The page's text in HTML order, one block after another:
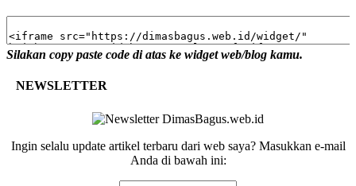
Silakan copy paste code di atas ke widget web/blog kamu.
NEWSLETTER
Ingin selalu update artikel terbaru dari web saya? Masukkan e-mail
Anda di bawah ini: